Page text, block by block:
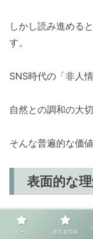
しかし読み進める
す。
SNS時代の「非人
自然との調和の大切
そんな普遍的な価
表面的な
最初は物語の展開
ホーム 運営者情報